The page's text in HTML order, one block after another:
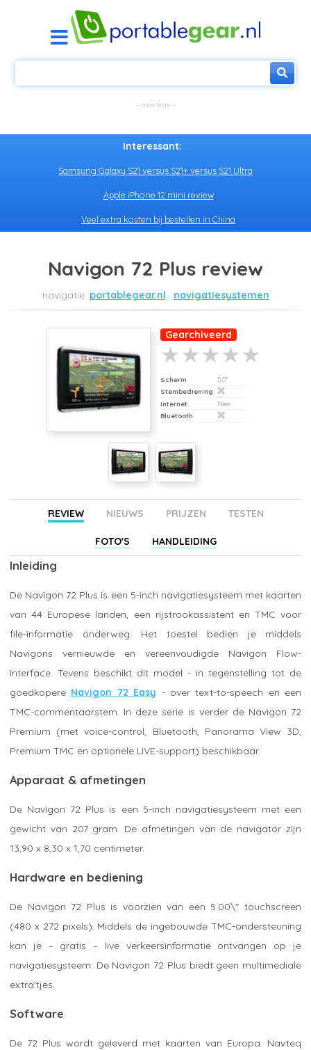
Interessant:
Samsung Galaxy S21 versus S21+ versus S21 Ultra
Apple iPhone 12 mini review
Veel extra kosten bij bestellen in China
Navigon 72 Plus review
portablegear.nl navigatiesystemen
Gearchiveerd
Scherm
5,0"
Stembediening
Internet
Nee
Bluetooth
REVIEW NIEUWS PRIJZEN TESTEN
FOTO'S HANDLEIDING
Inleiding
De Navigon 72 Plus is een 5-inch navigatiesysteem met kaarten
van 44 Europese landen, een rijstrookassistent en TMC voor
file-informatie onderweg. Het toestel bedien je middels
Navigons vernieuwde en vereenvoudigde Navigon Flow-
interface. Tevens beschikt dit model - in tegenstelling tot de
goedkopere Navigon 72 Easy - over text-to-speech en een
TMC-commentaarstem. In deze serie is verder de Navigon 72
Premium (met voice-control, Bluetooth, Panorama View 3D,
Premium TMC en optionele LIVE-support) beschikbaar.
Apparaat & afmetingen
De Navigon 72 Plus is een 5-inch navigatiesysteem met een
gewicht van 207 gram. De afmetingen van de navigator zijn
13,90 x 8,30 x 1,70 centimeter.
Hardware en bediening
De Navigon 72 Plus is voorzien van een 5.00\" touchscreen
(480 x 272 pixels). Middels de ingebouwde TMC-ondersteuning
kan je – gratis – live verkeersinformatie ontvangen op je
navigatiesysteem. De Navigon 72 Plus biedt geen multimediale
extra'tjes.
Software
De 72 Plus wordt geleverd met kaarten van Europa. Navteq